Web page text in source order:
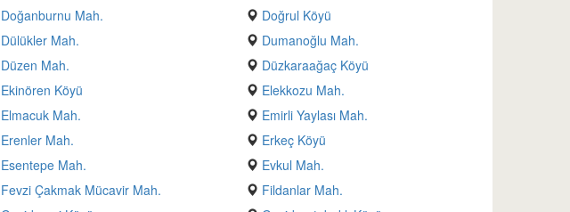
Doğanburnu Mah.
Doğrul Köyü
Dülükler Mah.
Dumanoğlu Mah.
Düzen Mah.
Düzkaraağaç Köyü
Ekinören Köyü
Elekkozu Mah.
Elmacuk Mah.
Emirli Yaylası Mah.
Erenler Mah.
Erkeç Köyü
Esentepe Mah.
Evkul Mah.
Fevzi Çakmak Mücavir Mah.
Fildanlar Mah.